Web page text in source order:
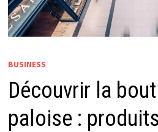
BUSINESS
Découvrir la
paloise :